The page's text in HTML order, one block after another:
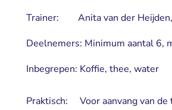
Trainer: Anita van der Heijden,
Deelnemers: Minimum aantal 6,
Inbegrepen: Koffie, thee, water
Praktisch: Voor aanvang van de